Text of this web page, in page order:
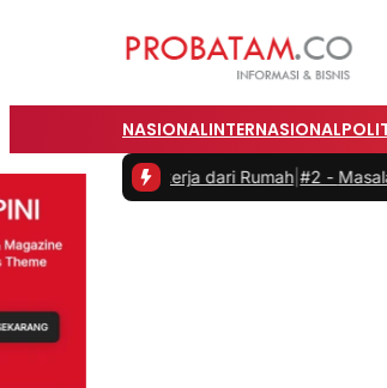
NASIONALINTERNASIONAL
saat Bekerja dari Rumah|#2 -Masalah Utama